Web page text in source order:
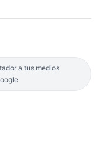
a tus medios